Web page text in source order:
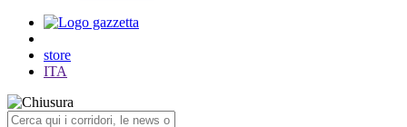
store
ITA